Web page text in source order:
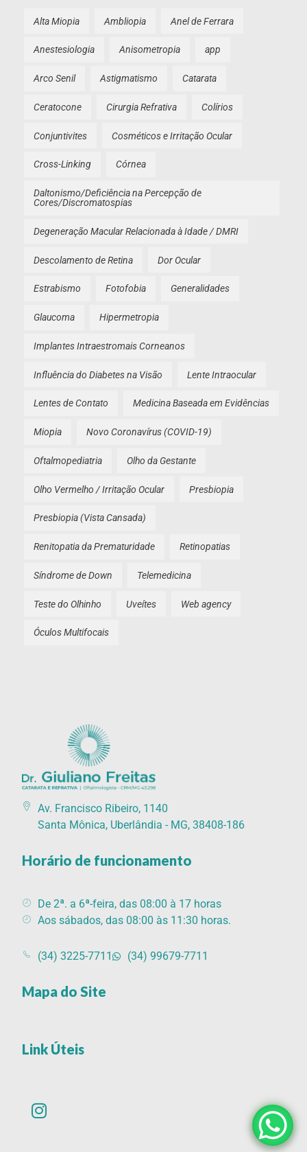
Alta Miopia Ambliopia Anel de Ferrara
Anestesiologia Anisometropia app
Arco Senil Astigmatismo Catarata
Ceratocone Cirurgia Refrativa Colírios
Conjuntivites Cosméticos e Irritação Ocular
Cross-Linking Córnea
Daltonismo/Deficiência na Percepção de
Cores/Discromatospias
Degeneração Macular Relacionada à Idade / DMRI
Descolamento de Retina Dor Ocular
Estrabismo Fotofobia Generalidades
Glaucoma Hipermetropia
Implantes Intraestromais Corneanos
Influência do Diabetes na Visão Lente Intraocular
Lentes de Contato Medicina Baseada em Evidências
Miopia Novo Coronavírus (COVID-19)
Oftalmopediatria Olho da Gestante
Olho Vermelho / Irritação Ocular Presbiopia
Presbiopia (Vista Cansada)
Renitopatia da Prematuridade Retinopatias
Síndrome de Down Telemedicina
Teste do Olhinho Uveítes Web agency
Óculos Multifocais
Av. Francisco Ribeiro, 1140
Santa Mônica, Uberlândia - MG, 38408-186
Horário de funcionamento
De 2ª. a 6ª-feira, das 08:00 à 17 horas
Aos sábados, das 08:00 às 11:30 horas.
(34) 3225-7711 (34) 99679-7711
Mapa do Site
Link Úteis